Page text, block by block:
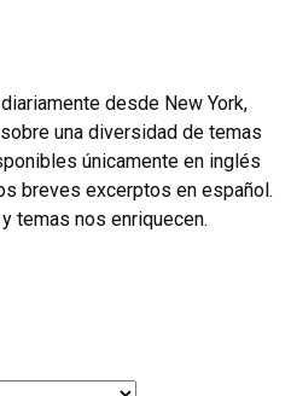
desde New York,
una diversidad de temas
únicamente en inglés
breves excerptos en español.
temas nos enriquecen.